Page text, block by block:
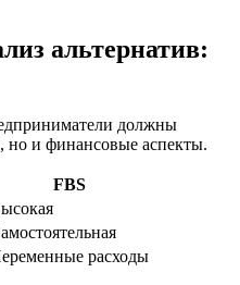
альтернатив:
должны
но и финансовые аспекты.
FBS
расходы